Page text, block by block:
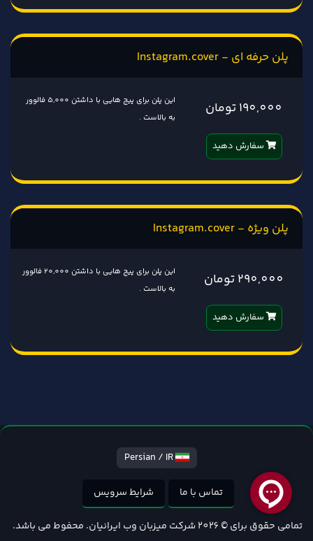
پلن حرفه ای - Instagram.cover
این پلن برای پیج هایی با داشتن 5,000 فالوور
به بالاست .
190,000 تومان
سفارش دهید
پلن ویژه - Instagram.cover
این پلن برای پیج هایی با داشتن 20,000 فالوور
به بالاست .
290,000 تومان
سفارش دهید
Persian / IR
تماس با ما شرایط سرویس
تمامی حقوق برای © 2026 شرکت میزبان وب ایرانیان. محفوط می باشد.